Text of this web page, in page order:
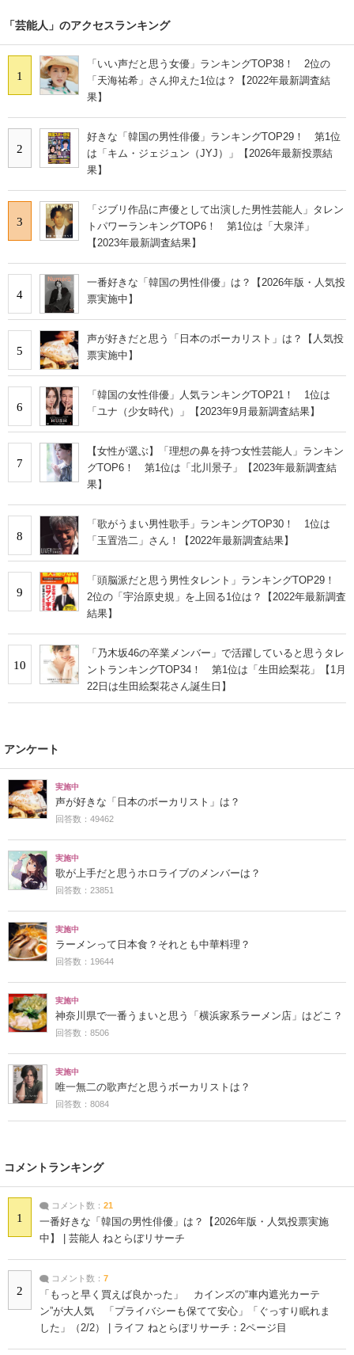
「芸能人」のアクセスランキング
1
「いい声だと思う女優」ランキングTOP38！ 2位の
「天海祐希」さん抑えた1位は？【2022年最新調査結
果】
2
好きな「韓国の男性俳優」ランキングTOP29！ 第1位
は「キム・ジェジュン（JYJ）」【2026年最新投票結
果】
3
「ジブリ作品に声優として出演した男性芸能人」タレン
トパワーランキングTOP6！ 第1位は「大泉洋」
【2023年最新調査結果】
4
一番好きな「韓国の男性俳優」は？【2026年版・人気投
票実施中】
5
声が好きだと思う「日本のボーカリスト」は？【人気投
票実施中】
6
「韓国の女性俳優」人気ランキングTOP21！ 1位は
「ユナ（少女時代）」【2023年9月最新調査結果】
7
【女性が選ぶ】「理想の鼻を持つ女性芸能人」ランキン
グTOP6！ 第1位は「北川景子」【2023年最新調査結
果】
8
「歌がうまい男性歌手」ランキングTOP30！ 1位は
「玉置浩二」さん！【2022年最新調査結果】
9
「頭脳派だと思う男性タレント」ランキングTOP29！
2位の「宇治原史規」を上回る1位は？【2022年最新調査
結果】
10
「乃木坂46の卒業メンバー」で活躍していると思うタレ
ントランキングTOP34！ 第1位は「生田絵梨花」【1月
22日は生田絵梨花さん誕生日】
アンケート
実施中
声が好きな「日本のボーカリスト」は？
回答数：49462
実施中
歌が上手だと思うホロライブのメンバーは？
回答数：23851
実施中
ラーメンって日本食？それとも中華料理？
回答数：19644
実施中
神奈川県で一番うまいと思う「横浜家系ラーメン店」はどこ？
回答数：8506
実施中
唯一無二の歌声だと思うボーカリストは？
回答数：8084
コメントランキング
1
コメント数： 21
一番好きな「韓国の男性俳優」は？【2026年版・人気投票実施
中】 | 芸能人 ねとらぼリサーチ
2
コメント数： 7
「もっと早く買えば良かった」 カインズの“車内遮光カーテ
ン”が大人気 「プライバシーも保てて安心」「ぐっすり眠れま
した」（2/2） | ライフ ねとらぼリサーチ：2ページ目